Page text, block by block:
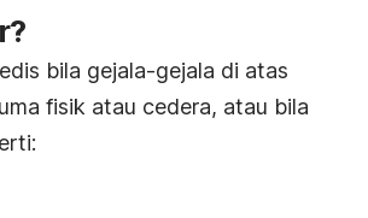
bila gejala-­gejala di atas
fisik atau cedera, atau bila